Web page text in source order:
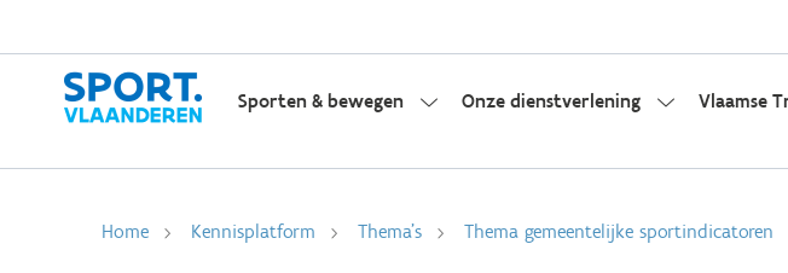
Sporten & bewegen Onze dienstverlening Vlaamse
Home Kennisplatform Thema's Thema gemeentelijke sportindicatoren